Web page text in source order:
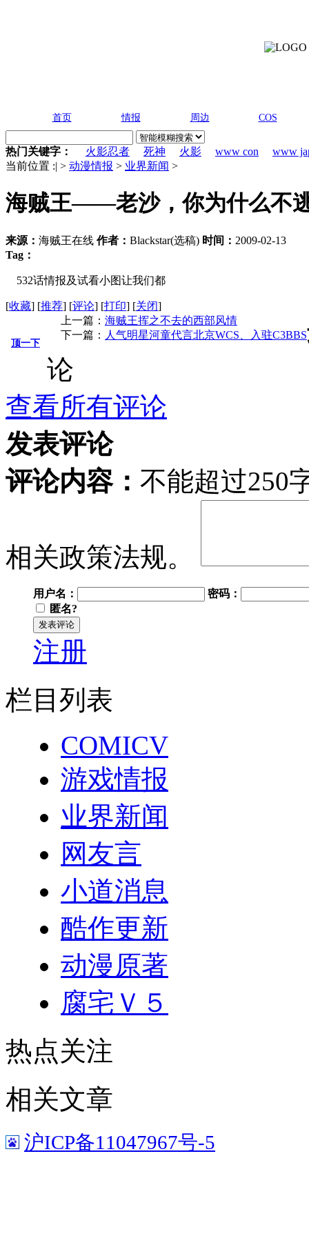
首页 情报 周边 COS
热门关键字： 火影忍者 死神 火影 www con
www
当前位置 :| > 动漫情报 > 业界新闻 >
海贼王――老沙，你为什么不
来源： 海贼王在线 作者： Blackstar(选稿) 时间： 2009-02-13
Tag：
532话情报及试看小图让我们都
[收藏] [推荐] [评论] [打印] [关闭]
顶一下
上一篇： 海贼王挥之不去的西部风情
下一篇： 人气明星河童代言北京WCS、入驻C3BBS
论
查看所有评论
发表评论
评论内容： 不能超过250
相关政策法规。
用户名：
密码：
匿名?
注册
栏目列表
COMICV
游戏情报
业界新闻
网友言
小道消息
酷作更新
动漫原著
腐宅Ｖ５
热点关注
相关文章
沪ICP备11047967号-5